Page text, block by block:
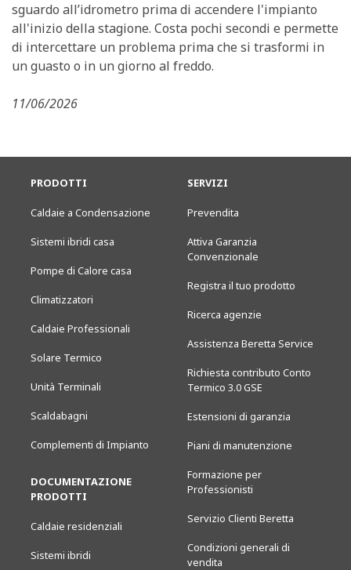
sguardo all’idrometro prima di accendere l'impianto
all'inizio della stagione. Costa pochi secondi e permette
di intercettare un problema prima che si trasformi in
un guasto o in un giorno al freddo.
11/06/2026
PRODOTTI
Caldaie a Condensazione
Sistemi ibridi casa
Pompe di Calore casa
Climatizzatori
Caldaie Professionali
Solare Termico
Unità Terminali
Scaldabagni
Complementi di Impianto
DOCUMENTAZIONE
PRODOTTI
Caldaie residenziali
Sistemi ibridi
SERVIZI
Prevendita
Attiva Garanzia
Convenzionale
Registra il tuo prodotto
Ricerca agenzie
Assistenza Beretta Service
Richiesta contributo Conto
Termico 3.0 GSE
Estensioni di garanzia
Piani di manutenzione
Formazione per
Professionisti
Servizio Clienti Beretta
Condizioni generali di
vendita